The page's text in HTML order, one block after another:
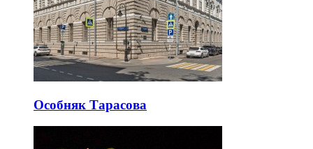
Особняк Тарасова